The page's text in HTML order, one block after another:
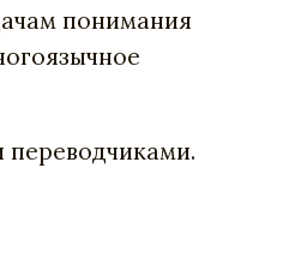
понимания
переводчиками.